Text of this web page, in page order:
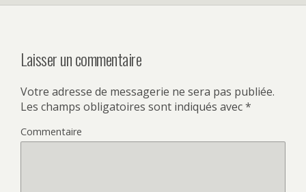
Laisser un commentaire
Votre adresse de messagerie ne sera pas publiée.
Les champs obligatoires sont indiqués avec*
Commentaire